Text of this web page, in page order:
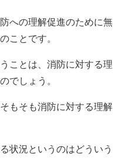
への理解促進のために無
ことです。
ことは、消防に対する理
でしょう。
もそも消防に対する理解
状況というのはどういう